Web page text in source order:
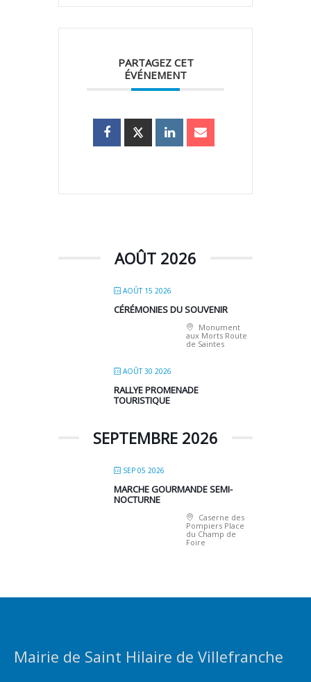
PARTAGEZ CET
ÉVÉNEMENT
AOÛT 2026
AOÛT 15 2026
CÉRÉMONIES DU SOUVENIR
Monument
aux Morts Route
de Saintes
AOÛT 30 2026
RALLYE PROMENADE
TOURISTIQUE
SEPTEMBRE 2026
SEP 05 2026
MARCHE GOURMANDE SEMI-
NOCTURNE
Caserne des
Pompiers Place
du Champ de
Foire
Mairie de Saint Hilaire de Villefranche